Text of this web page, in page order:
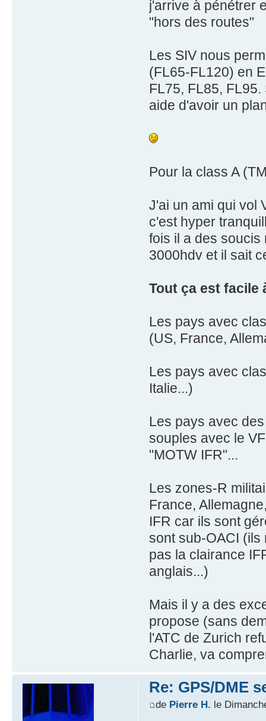
j'arrive à pénétrer
"hors des routes"
Les SIV nous
(FL65-FL120) en
FL75, FL85,
aide d'avoir un
Pour la class A
J'ai un ami qui vol
c'est hyper
fois il a des soucis
3000hdv et il sait
Tout ça est facile
Les pays avec
(US, France,
Les pays avec
Italie...)
Les pays avec
souples avec le
"MOTW IFR"...
Les zones-R
France,
IFR car ils sont
sont sub-OACI (ils
pas la clairance
anglais...)
Mais il y a des
propose (sans
l'ATC de Zurich
Charlie, va
Re: GPS/DME
de Pierre H. le